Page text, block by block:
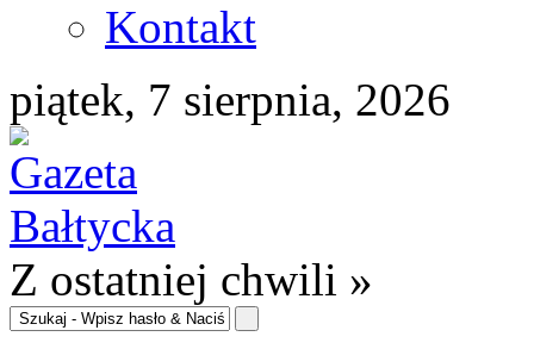
Kontakt
piątek, 7 sierpnia, 2026
Z ostatniej chwili »